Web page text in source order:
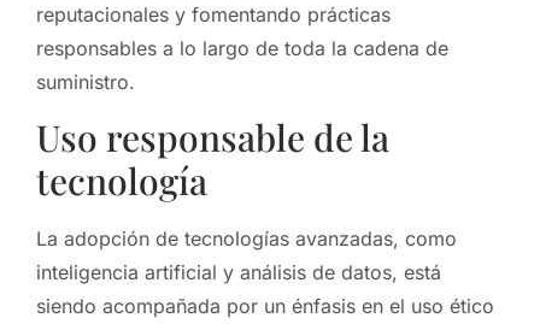
reputacionales y fomentando prácticas
responsables a lo largo de toda la cadena de
suministro.
Uso responsable de la
tecnología
La adopción de tecnologías avanzadas, como
inteligencia artificial y análisis de datos, está
siendo acompañada por un énfasis en el uso ético